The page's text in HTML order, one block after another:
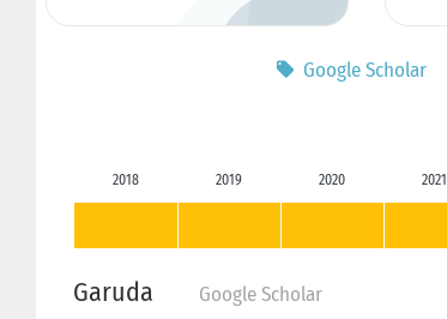
Google Scholar
2018 2019 2020 2021
Garuda Google Scholar